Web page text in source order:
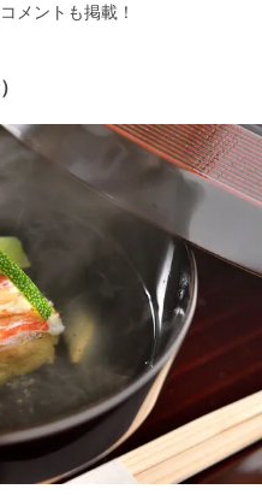
メントも掲載！